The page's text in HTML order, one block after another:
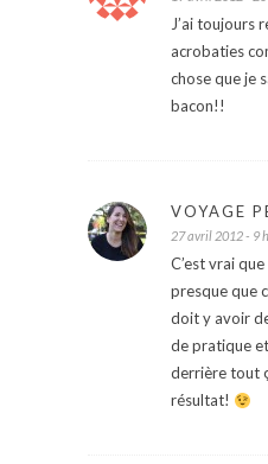
J’ai toujours
acrobaties
chose que je
bacon!!
VOYAGE
27 avril 2012 - 9
C’est vrai
presque que
doit y avoir
de pratique
derrière tout
résultat!